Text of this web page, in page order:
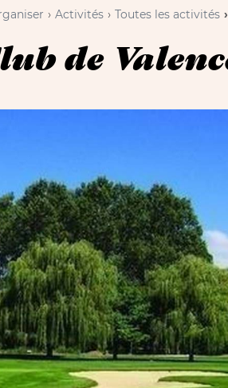
Activités Toutes les activités
de